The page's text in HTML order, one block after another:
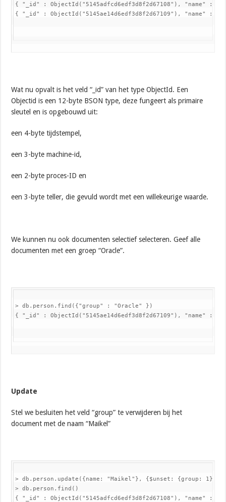
{ "_id" : ObjectId("5145adfcd6edf3d8f2d67108"), "name" :
{ "_id" : ObjectId("5145ae14d6edf3d8f2d67109"), "name"
Wat nu opvalt is het veld “_id” van het type ObjectId. Een
Objectid is een 12-byte BSON type, deze fungeert als primaire
sleutel en is opgebouwd uit:
een 4-byte tijdstempel,
een 3-byte machine-id,
een 2-byte proces-ID en
een 3-byte teller, die gevuld wordt met een willekeurige waarde.
We kunnen nu ook documenten selectief selecteren. Geef alle
documenten met een groep “Oracle”.
> db.person.find({"group" : "Oracle" })
{ "_id" : ObjectId("5145ae14d6edf3d8f2d67109"), "name"
Update
Stel we besluiten het veld “group” te verwijderen bij het
document met de naam “Maikel”
> db.person.update({name: "Maikel"}, {$unset: {group: 1}})
> db.person.find()
{ "_id" : ObjectId("5145adfcd6edf3d8f2d67108"), "name" :